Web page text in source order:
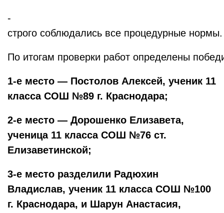
-
строго соблюдались все процедурные нормы.
По итогам проверки работ определены
1‑е место — Постолов Алексей, ученик 11
класса СОШ №89 г. Краснодара;
2‑е место — Дорошенко Елизавета,
ученица 11 класса СОШ №76 ст.
Елизаветинской;
3‑е место разделили Радюхин
Владислав, ученик 11 класса СОШ №100
г. Краснодара, и Шарун Анастасия,